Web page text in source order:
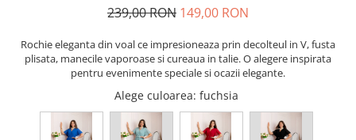
239,00 RON 149,00 RON
Rochie eleganta din voal ce impresioneaza prin decolteul in V, fusta
plisata, manecile vaporoase si cureaua in talie. O alegere inspirata
pentru evenimente speciale si ocazii elegante.
Alege culoarea: fuchsia